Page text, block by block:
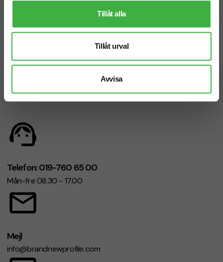
Tillåt alla
Tillåt urval
Avvisa
Prisgaranti
Vi hjälper dig gärna!
Telefon: 019-760 65 00
Mån-fre 08.30 - 17.00
Mejl
info@brandnewprofile.com